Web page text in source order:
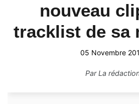
nouveau
tracklist de sa
05 Novembre
ParLa